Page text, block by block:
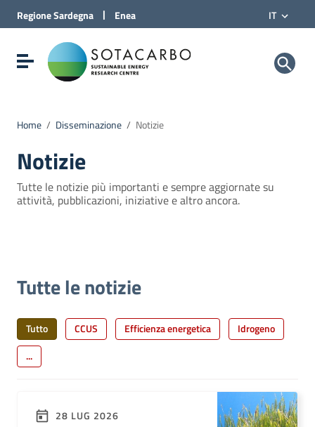
Vai al Contenuto
Vai alla navigazione del sito
Vai al Footer
RegioneSardegna | Enea IT
Visualizza/nascondi menu di navigazioneSotacarbo SpA
Home / Disseminazione / Notizie
Notizie
Tutte le notizie più importanti e sempre aggiornate su
attività, pubblicazioni, iniziative e altro ancora.
Tutte le notizie
Tutto CCUS Efficienza energetica
Idrogeno
...
28 LUG 2026